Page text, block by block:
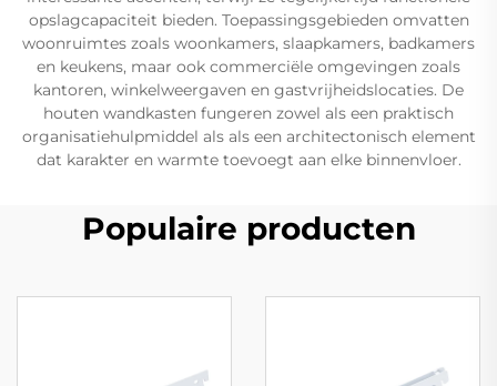
opslagcapaciteit bieden. Toepassingsgebieden omvatten
woonruimtes zoals woonkamers, slaapkamers, badkamers
en keukens, maar ook commerciële omgevingen zoals
kantoren, winkelweergaven en gastvrijheidslocaties. De
houten wandkasten fungeren zowel als een praktisch
organisatiehulpmiddel als als een architectonisch element
dat karakter en warmte toevoegt aan elke binnenvloer.
Populaire producten